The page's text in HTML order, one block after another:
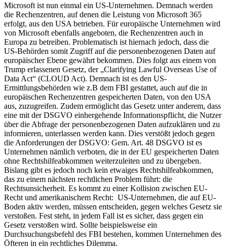
Microsoft ist nun einmal ein US-Unternehmen. Demnach werden
die Rechenzentren, auf denen die Leistung von Microsoft 365
erfolgt, aus den USA betrieben. Für europäische Unternehmen wird
von Microsoft ebenfalls angeboten, die Rechenzentren auch in
Europa zu betreiben. Problematisch ist hiernach jedoch, dass die
US-Behörden somit Zugriff auf die personenbezogenen Daten auf
europäischer Ebene gewährt bekommen. Dies folgt aus einem von
Trump erlassenen Gesetz, der „Clarifying Lawful Overseas Use of
Data Act“ (CLOUD Act). Demnach ist es den US-
Ermittlungsbehörden wie z.B dem FBI gestattet, auch auf die in
europäischen Rechenzentren gespeicherten Daten, von den USA
aus, zuzugreifen. Zudem ermöglicht das Gesetz unter anderem, dass
eine mit der DSGVO einhergehende Informationspflicht, die Nutzer
über die Abfrage der personenbezogenen Daten aufzuklären und zu
informieren, unterlassen werden kann. Dies verstößt jedoch gegen
die Anforderungen der DSGVO: Gem. Art. 48 DSGVO ist es
Unternehmen nämlich verboten, die in der EU gespeicherten Daten
ohne Rechtshilfeabkommen weiterzuleiten und zu übergeben.
Bislang gibt es jedoch noch kein etwaiges Rechtshilfeabkommen,
das zu einem nächsten rechtlichen Problem führt: die
Rechtsunsicherheit. Es kommt zu einer Kollision zwischen EU-
Recht und amerikanischem Recht: US-Unternehmen, die auf EU-
Boden aktiv werden, müssen entscheiden, gegen welches Gesetz sie
verstoßen. Fest steht, in jedem Fall ist es sicher, dass gegen ein
Gesetz verstoßen wird. Sollte beispielsweise ein
Durchsuchungsbefehl des FBI bestehen, kommen Unternehmen des
Öfteren in ein rechtliches Dilemma.